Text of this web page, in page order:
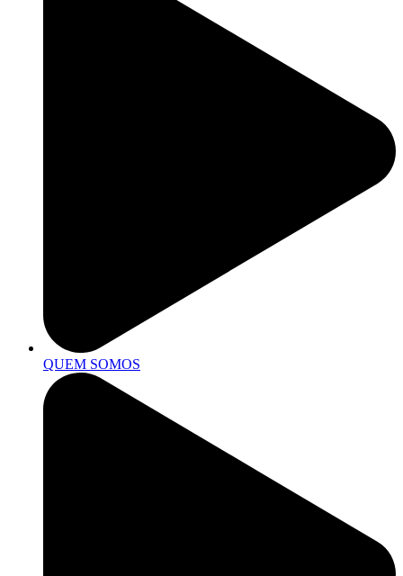
QUEM SOMOS